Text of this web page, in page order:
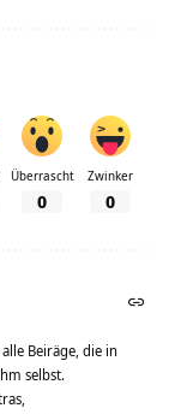
Überrascht
0
Zwinker
0
Beiräge, die in
selbst.